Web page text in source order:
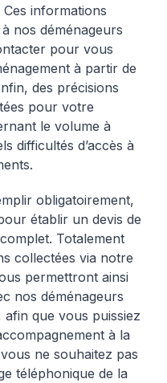
informations
nos déménageurs
pour vous
à partir de
des précisions
pour votre
le volume à
difficultés d’accès à
obligatoirement,
établir un devis de
Totalement
collectées via notre
permettront ainsi
nos déménageurs
que vous puissiez
à la
ne souhaitez pas
téléphonique de la